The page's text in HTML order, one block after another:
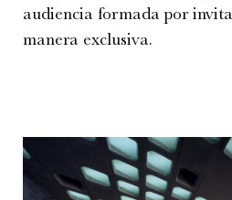
audiencia formada por
manera exclusiva.